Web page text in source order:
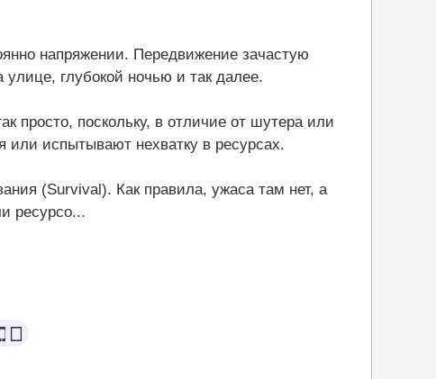
напряжении. Передвижение зачастую
глубокой ночью и так далее.
просто, поскольку, в отличие от шутера или
или испытывают нехватку в ресурсах.
(Survival). Как правила, ужаса там нет, а
ресурсо...